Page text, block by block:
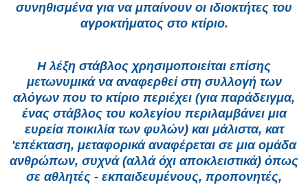
συνηθισμένα για να μπαίνουν οι ιδιοκτήτες του
αγροκτήματος στο κτίριο.
Η λέξη στάβλος χρησιμοποιείται επίσης
μετωνυμικά να αναφερθεί στη συλλογή των
αλόγων που το κτίριο περιέχει (για παράδειγμα,
ένας στάβλος του κολεγίου περιλαμβάνει μια
ευρεία ποικιλία των φυλών) και μάλιστα, κατ
'επέκταση, μεταφορικά αναφέρεται σε μια ομάδα
ανθρώπων, συχνά (αλλά όχι αποκλειστικά) όπως
σε αθλητές - εκπαιδευμένους, προπονητές,